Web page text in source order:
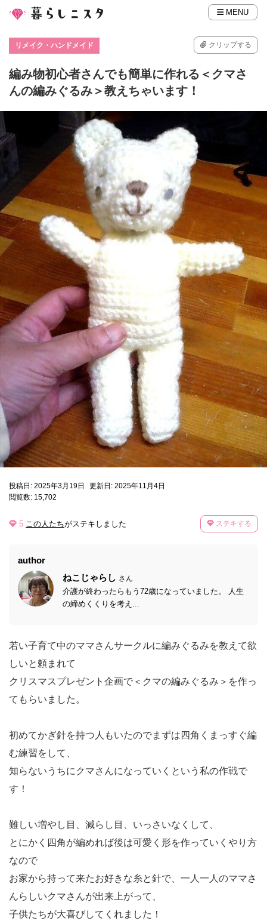
MENU
リメイク・ハンドメイド クリップする
編み物初心者さんでも簡単に作れる＜クマさ
んの編みぐるみ＞教えちゃいます！
投稿日: 2025年3月19日
更新日: 2025年11月4日
閲覧数: 15,702
5 この人たちがステキしました ステキする
author
ねこじゃらし さん
介護が終わったらもう72歳になっていました。 人生
の締めくくりを考え...
若い子育て中のママさんサークルに編みぐるみを教えて欲
しいと頼まれて
クリスマスプレゼント企画で＜クマの編みぐるみ＞を作っ
てもらいました。
初めてかぎ針を持つ人もいたのでまずは四角くまっすぐ編
む練習をして、
知らないうちにクマさんになっていくという私の作戦で
す！
難しい増やし目、減らし目、いっさいなくして、
とにかく四角が編めれば後は可愛く形を作っていくやり方
なので
お家から持って来たお好きな糸と針で、一人一人のママさ
んらしいクマさんが出来上がって、
子供たちが大喜びしてくれました！